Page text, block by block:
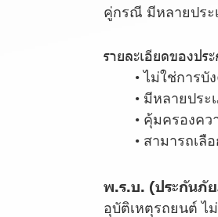
คู่กรณี มีหลายประ
รายละเอียดของปร
ไม่ใช่การบั
มีหลายประ
คุ้มครองคว
สามารถเลื
พ.ร.บ. (ประกันภั
อุบัติเหตุรถยนต์ ไ